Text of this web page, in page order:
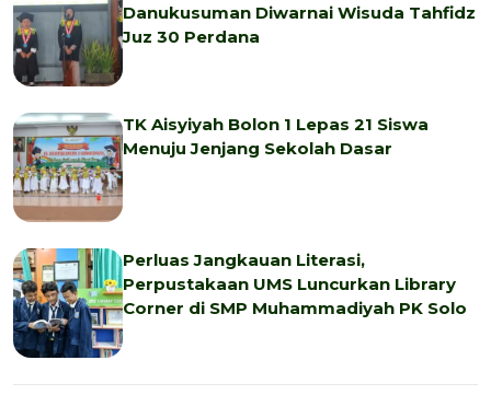
Danukusuman Diwarnai Wisuda Tahfidz
Juz 30 Perdana
TK Aisyiyah Bolon 1 Lepas 21 Siswa
Menuju Jenjang Sekolah Dasar
Perluas Jangkauan Literasi,
Perpustakaan UMS Luncurkan Library
Corner di SMP Muhammadiyah PK Solo